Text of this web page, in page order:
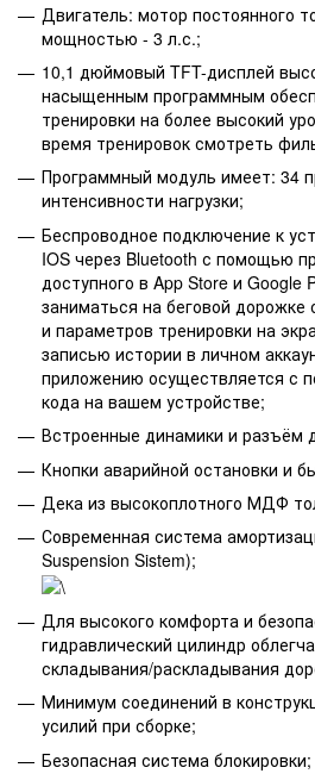
Двигатель: мотор постоянного
мощностью - 3 л.с.;
10,1 дюймовый TFT-дисплей
насыщенным программным
тренировки на более высокий
время тренировок смотреть
Программный модуль имеет: 34
интенсивности нагрузки;
Беспроводное подключение к
IOS через Bluetooth с помощью
доступного в App Store и Google
заниматься на беговой
и параметров тренировки на
записью истории в личном
приложению осуществляется с
кода на вашем устройстве;
Встроенные динамики и разъём
Кнопки аварийной остановки и
Дека из высокоплотного МДФ
Современная система
Suspension Sistem);
Для высокого комфорта и
гидравлический цилиндр
складывания/раскладывания
Минимум соединений в
усилий при сборке;
Безопасная система блокировки;